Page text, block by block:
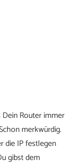
Dein Router immer
merkwürdig.
die IP festlegen
gibst dem